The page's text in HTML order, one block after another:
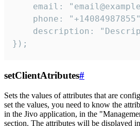
email:
phone:
description:
});
setClientAtributes#
Sets the values ​​of attributes that are
set the values, you need to know the
in the Jivo application, in the
section. The attributes will be displayed